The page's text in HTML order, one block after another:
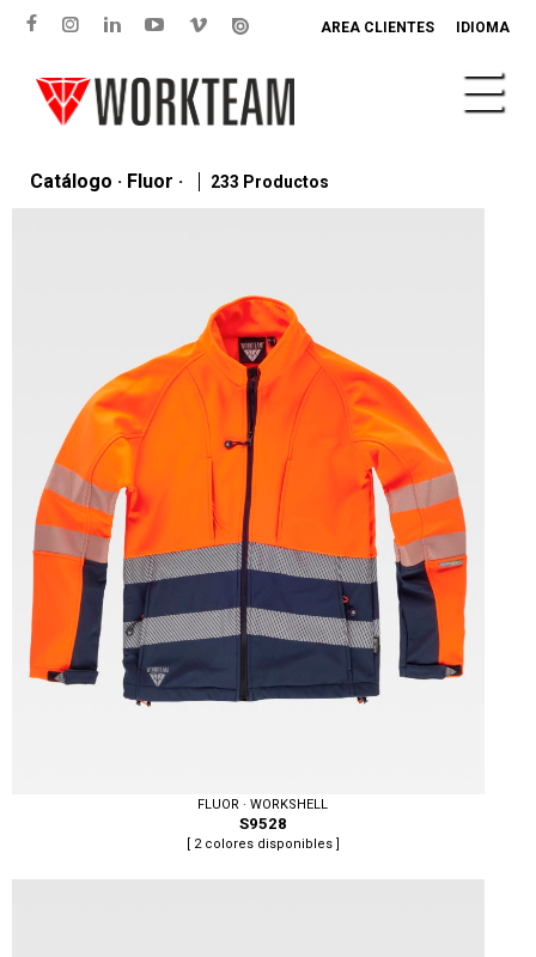
AREA CLIENTES IDIOMA
Catálogo · Fluor · 233 Productos
FLUOR · WORKSHELL
S9528
[ 2 colores disponibles ]